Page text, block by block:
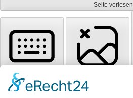
Seite vorlesen
Tastaturnavigation